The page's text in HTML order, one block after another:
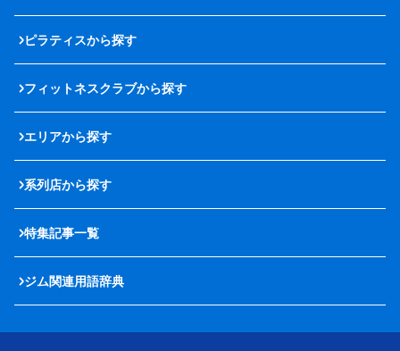
ピラティスから探す
フィットネスクラブから探す
エリアから探す
系列店から探す
特集記事一覧
ジム関連用語辞典